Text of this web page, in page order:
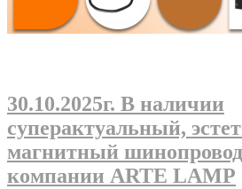
30.10.2025г. В наличии
суперактуальный,
магнитный
компании ARTE LAMP